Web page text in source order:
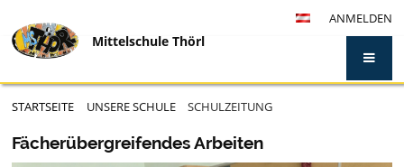
ANMELDEN
Mittelschule Thörl
STARTSEITE UNSERE SCHULE SCHULZEITUNG
Schulzeitung
Fächerübergreifendes Arbeiten